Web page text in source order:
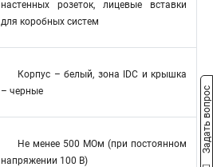
настенных розеток, лицевые вставки
для коробных систем
Корпус – белый, зона IDC и крышка
– черные
Не менее 500 МОм (при постоянном
напряжении 100 В)
Задать вопрос